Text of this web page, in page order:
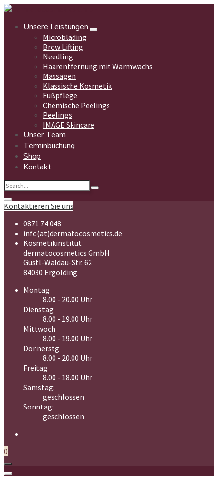
Unsere Leistungen
Microblading
Brow Lifting
Needling
Haarentfernung mit Warmwachs
Massagen
Klassische Kosmetik
Fußpflege
Chemische Peelings
Peelings
IMAGE Skincare
Unser Team
Terminbuchung
Shop
Kontakt
Kontaktieren Sie uns
0871 74 048
info(at)dermatocosmetics.de
Kosmetikinstitut
dermatocosmetics GmbH
Gustl-Waldau-Str. 62
84030 Ergolding
Montag
8.00 - 20.00 Uhr
Dienstag
8.00 - 19.00 Uhr
Mittwoch
8.00 - 19.00 Uhr
Donnerstg
8.00 - 20.00 Uhr
Freitag
8.00 - 18.00 Uhr
Samstag:
geschlossen
Sonntag:
geschlossen
0